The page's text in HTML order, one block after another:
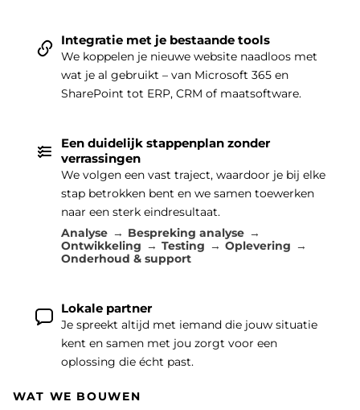
Integratie met je bestaande tools
We koppelen je nieuwe website naadloos met
wat je al gebruikt – van Microsoft 365 en
SharePoint tot ERP, CRM of maatsoftware.
Een duidelijk stappenplan zonder
verrassingen
We volgen een vast traject, waardoor je bij elke
stap betrokken bent en we samen toewerken
naar een sterk eindresultaat.
Analyse
Bespreking analyse
Ontwikkeling
Testing
Oplevering
Onderhoud & support
Lokale partner
Je spreekt altijd met iemand die jouw situatie
kent en samen met jou zorgt voor een
oplossing die écht past.
WAT WE BOUWEN